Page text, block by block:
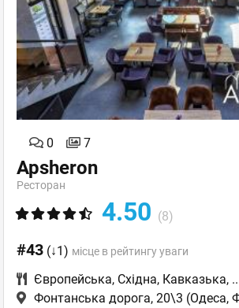
0 7
Apsheron
Ресторан
4.50 (8)
#43 (↓1) місце в рейтингу уваги
Європейська, Східна, Кавказька,
Фонтанська дорога, 20\3 (Одеса,